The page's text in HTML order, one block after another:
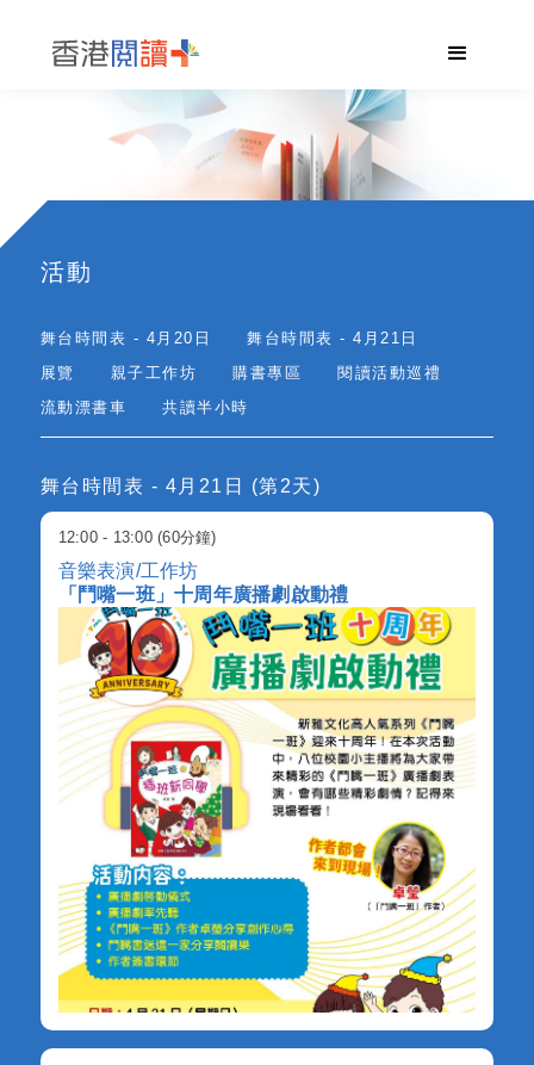
活動
舞台時間表 - 4月20日
舞台時間表 - 4月21日
展覽
親子工作坊 購書專區
閱讀活動巡禮
流動漂書車
共讀半小時
舞台時間表 - 4月21日 (第2天)
12:00 - 13:00 (60分鐘)
音樂表演/工作坊
「鬥嘴一班」十周年廣播劇啟動禮